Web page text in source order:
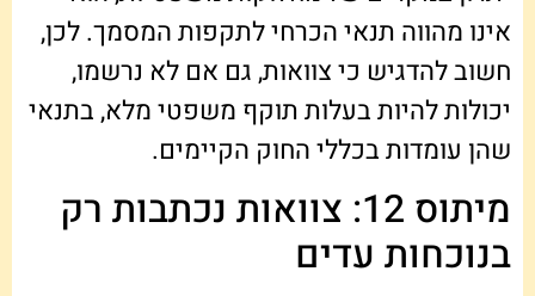
אינו מהווה תנאי הכרחי לתקפות המסמך. לכן,
חשוב להדגיש כי צוואות, גם אם לא נרשמו,
יכולות להיות בעלות תוקף משפטי מלא, בתנאי
שהן עומדות בכללי החוק הקיימים.
מיתוס 12: צוואות נכתבות רק
בנוכחות עדים